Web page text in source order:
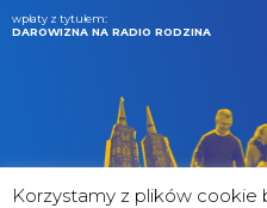
wpłaty z tytułem:
DAROWIZNA NA RADIO RODZINA
Korzystamy z plików cookie